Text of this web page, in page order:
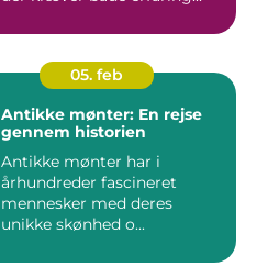
05. feb
Antikke mønter: En rejse
gennem historien
Antikke mønter har i
århundreder fascineret
mennesker med deres
unikke skønhed o...